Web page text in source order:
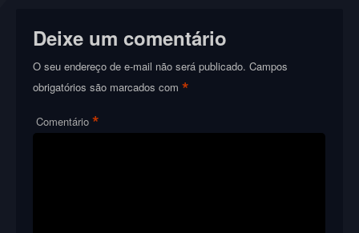
Deixe um comentário
O seu endereço de e-mail não será publicado. Campos
obrigatórios são marcados com*
Comentário *